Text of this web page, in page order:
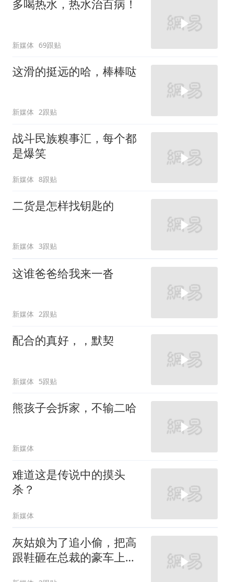
多喝热水，热水治百病！
新媒体 69跟贴
这滑的挺远的哈，棒棒哒
新媒体 2跟贴
战斗民族糗事汇，每个都
是爆笑
新媒体 8跟贴
二货是怎样找钥匙的
新媒体 3跟贴
这谁爸爸给我来一沓
新媒体 2跟贴
配合的真好，，默契
新媒体 5跟贴
熊孩子会拆家，不输二哈
新媒体
难道这是传说中的摸头
杀？
新媒体
灰姑娘为了追小偷，把高
跟鞋砸在总裁的豪车上，